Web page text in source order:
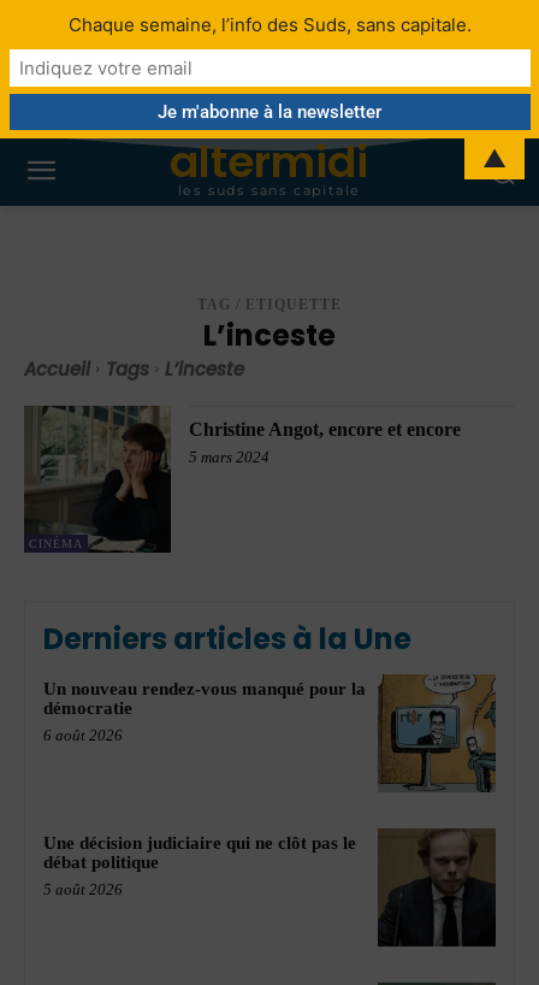
altermidi
les suds sans capitale
TAG / ETIQUETTE
L’inceste
Accueil Tags L’inceste
CINÉMA
Christine Angot, encore et encore
5 mars 2024
Derniers articles à la Une
Un nouveau rendez-vous manqué pour la
démocratie
6 août 2026
Une décision judiciaire qui ne clôt pas le
débat politique
5 août 2026
Chaque semaine, l’info des Suds, sans capitale.
▲